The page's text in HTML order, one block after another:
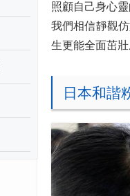
照顧自己身心
我們相信靜觀
生更能全面茁
日本和諧